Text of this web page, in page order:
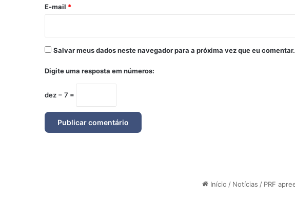
*
E-mail *
Salvar meus dados neste navegador para a próxima vez que eu comentar.
Digite uma resposta em números:
dez − 7 =